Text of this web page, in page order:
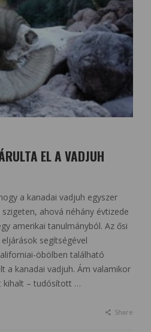
EL A VADJUH
a kanadai vadjuh egyszer
ahová néhány évtizede
amerikai tanulmányból. Az ősi
segítségével
öbölben található
a kanadai vadjuh. Ám valamikor
kihalt – tudósított …
Share